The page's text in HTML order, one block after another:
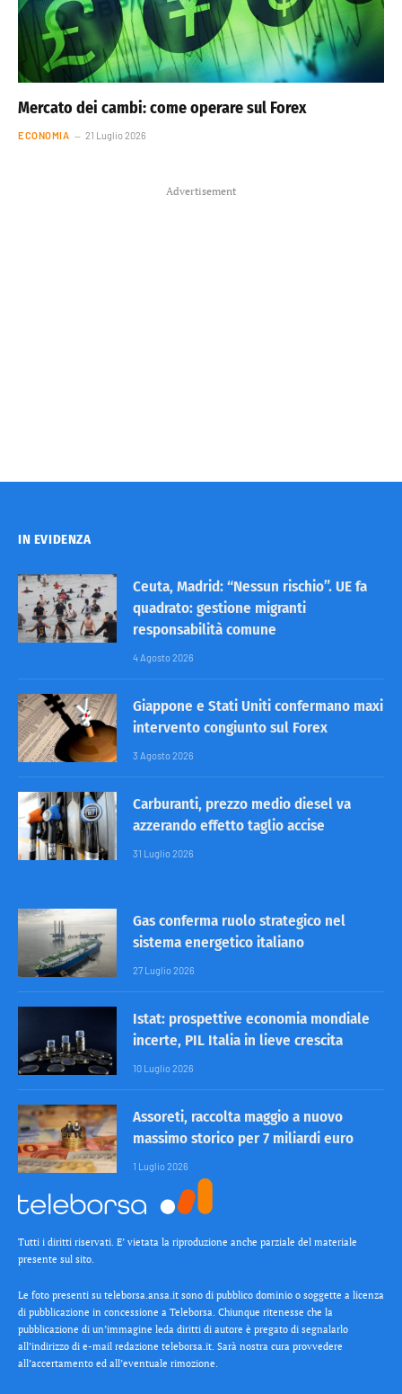
Mercato dei cambi: come operare sul Forex
ECONOMIA 21 Luglio 2026
Advertisement
IN EVIDENZA
Ceuta, Madrid: “Nessun rischio”. UE fa
quadrato: gestione migranti
responsabilità comune
4 Agosto 2026
Giappone e Stati Uniti confermano maxi
intervento congiunto sul Forex
3 Agosto 2026
Carburanti, prezzo medio diesel va
azzerando effetto taglio accise
31 Luglio 2026
Gas conferma ruolo strategico nel
sistema energetico italiano
27 Luglio 2026
Istat: prospettive economia mondiale
incerte, PIL Italia in lieve crescita
10 Luglio 2026
Assoreti, raccolta maggio a nuovo
massimo storico per 7 miliardi euro
1 Luglio 2026
Tutti i diritti riservati. E’ vietata la riproduzione anche parziale del materiale
presente sul sito.
Le foto presenti su teleborsa.ansa.it sono di pubblico dominio o soggette a licenza
di pubblicazione in concessione a Teleborsa. Chiunque ritenesse che la
pubblicazione di un’immagine leda diritti di autore è pregato di segnalarlo
all’indirizzo di e-mail redazione teleborsa.it. Sarà nostra cura provvedere
all’accertamento ed all’eventuale rimozione.